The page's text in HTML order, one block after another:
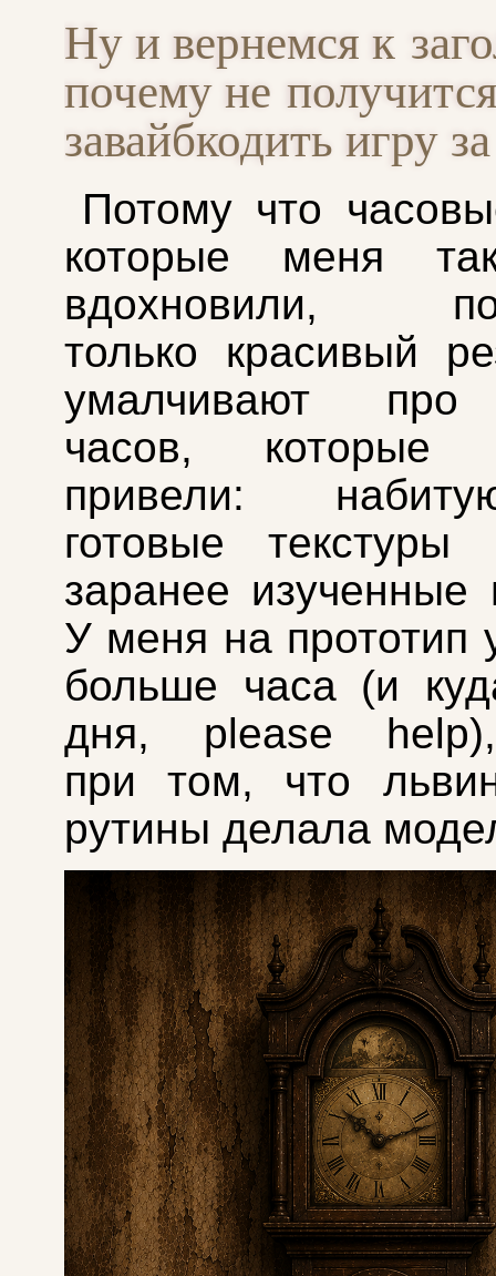
Ну и вернемся к
почему не
завайбкодить игру
Потому что
которые меня
вдохновили,
только красивый
умалчивают про
часов,
привели:
готовые
заранее изученные
У меня на прототип
больше часа (и
дня, please
при том, что
рутины делала